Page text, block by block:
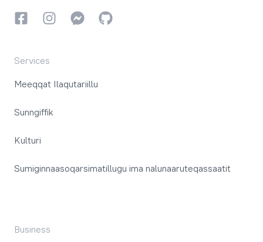
FacebookkiInstagrammiInstagrammi
GitHub
Services
Meeqqat Ilaqutariillu
Sunngiffik
Kulturi
Sumiginnaasoqarsimatillugu ima nalunaaruteqassaatit
Business